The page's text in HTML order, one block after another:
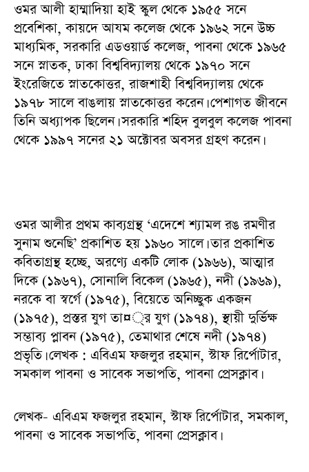
ওমর আলী হাম্মাদিয়া হাই স্কুল থেকে ১৯৫৫ সনে
প্রবেশিকা, কায়দে আযম কলেজ থেকে ১৯৬২ সনে উচ্চ
মাধ্যমিক, সরকারি এডওয়ার্ড কলেজ, পাবনা থেকে ১৯৬৫
সনে স্নাতক, ঢাকা বিশ্ববিদ্যালয় থেকে ১৯৭০ সনে
ইংরেজিতে স্নাতকোত্তর, রাজশাহী বিশ্ববিদ্যালয় থেকে
১৯৭৮ সালে বাঙলায় স্নাতকোত্তর করেন। পেশাগত জীবনে
তিনি অধ্যাপক ছিলেন। সরকারি শহিদ বুলবুল কলেজ পাবনা
থেকে ১৯৯৭ সনের ২১ অক্টোবর অবসর গ্রহণ করেন।
ওমর আলীর প্রথম কাব্যগ্রন্থ ‘এদেশে শ্যামল রঙ রমণীর
সুনাম শুনেছি’ প্রকাশিত হয় ১৯৬০ সালে। তার প্রকাশিত
কবিতাগ্রন্থ হচ্ছে, অরণ্যে একটি লোক (১৯৬৬), আত্মার
দিকে (১৯৬৭), সোনালি বিকেল (১৯৬৫), নদী (১৯৬৯),
নরকে বা স্বর্গে (১৯৭৫), বিয়েতে অনিচ্ছুক একজন
(১৯৭৫), প্রস্তর যুগ তা¤্র যুগ (১৯৭৪), স্থায়ী দুর্ভিক্ষ
সম্ভাব্য প্লাবন (১৯৭৫), তেমাথার শেষে নদী (১৯৭৪)
প্রভৃতি। লেখক : এবিএম ফজলুর রহমান, স্টাফ রির্পোটার,
সমকাল পাবনা ও সাবেক সভাপতি, পাবনা প্রেসক্লাব।
লেখক- এবিএম ফজলুর রহমান, স্টাফ রির্পোটার, সমকাল,
পাবনা ও সাবেক সভাপতি, পাবনা প্রেসক্লাব।